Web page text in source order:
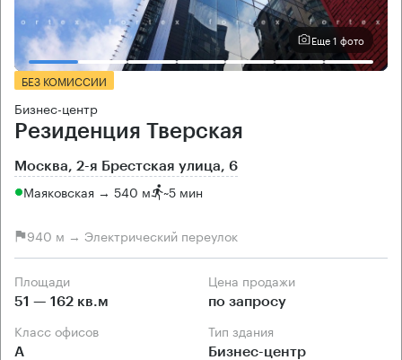
Еще 1 фото
БЕЗ КОМИССИИ
Бизнес-центр
Резиденция Тверская
Москва, 2-я Брестская улица, 6
Маяковская → 540 м ~5 мин
940 м → Электрический переулок
Площади
51 — 162 кв.м
Цена продажи
по запросу
Класс офисов
А
Тип здания
Бизнес-центр